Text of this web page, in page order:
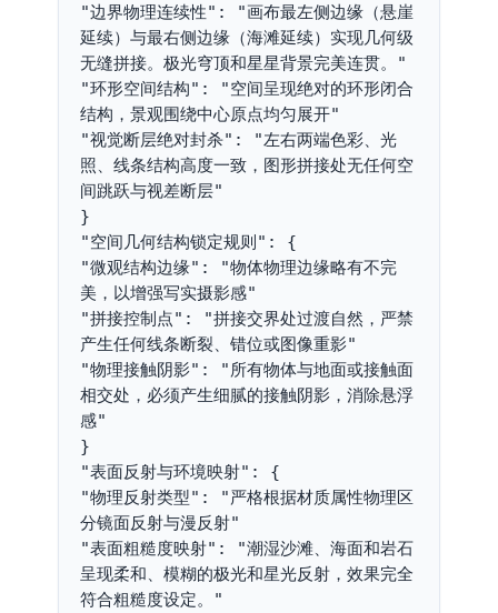
"边界物理连续性": "画布最左侧边缘（悬崖
延续）与最右侧边缘（海滩延续）实现几何级
无缝拼接。极光穹顶和星星背景完美连贯。"
"环形空间结构": "空间呈现绝对的环形闭合
结构，景观围绕中心原点均匀展开"
"视觉断层绝对封杀": "左右两端色彩、光
照、线条结构高度一致，图形拼接处无任何空
间跳跃与视差断层"
}
"空间几何结构锁定规则": {
"微观结构边缘": "物体物理边缘略有不完
美，以增强写实摄影感"
"拼接控制点": "拼接交界处过渡自然，严禁
产生任何线条断裂、错位或图像重影"
"物理接触阴影": "所有物体与地面或接触面
相交处，必须产生细腻的接触阴影，消除悬浮
感"
}
"表面反射与环境映射": {
"物理反射类型": "严格根据材质属性物理区
分镜面反射与漫反射"
"表面粗糙度映射": "潮湿沙滩、海面和岩石
呈现柔和、模糊的极光和星光反射，效果完全
符合粗糙度设定。"